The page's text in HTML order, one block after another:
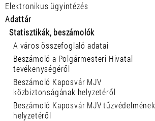
Elektronikus ügyintézés
Adattár
Statisztikák, beszámolók
A város összefoglaló adatai
Beszámoló a Polgármesteri Hivatal
tevékenységéről
Beszámoló Kaposvár MJV
közbiztonságának helyzetéről
Beszámoló Kaposvár MJV tűzvédelmének
helyzetéről